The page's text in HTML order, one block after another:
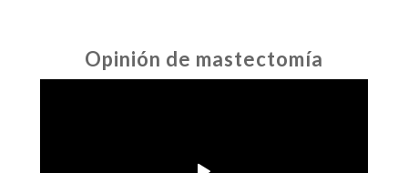
Opinión de mastectomía